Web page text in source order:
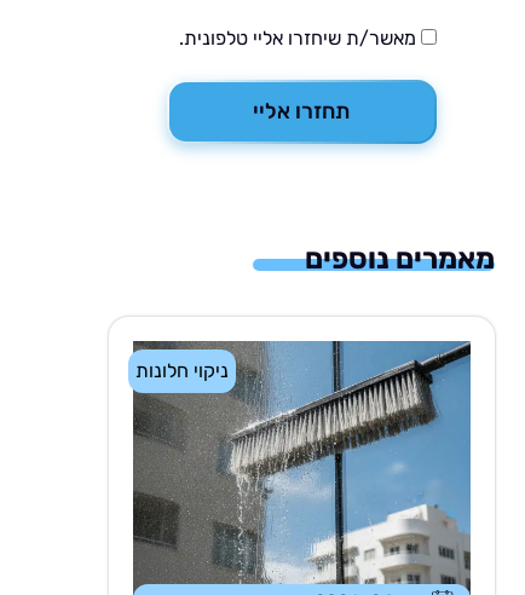
מאשר/ת שיחזרו אליי טלפונית.
תחזרו אליי
מאמרים נוספים
ניקוי חלונות